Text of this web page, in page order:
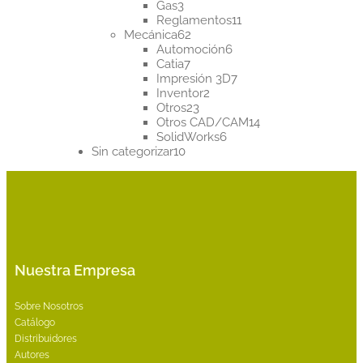
Gas33
productos
Reglamentos1111
Mecánica6262
productos
Automoción66
Catia77
productos
Impresión 3D77
Inventor22
Otros2323
productos
Otros CAD/CAM1414
SolidWorks66
Sin categorizar1010
Nuestra Empresa
Sobre Nosotros
Catálogo
Distribuidores
Autores